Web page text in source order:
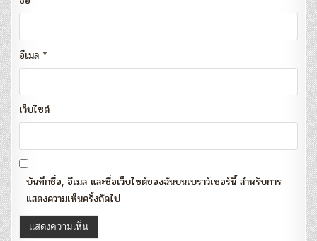
อีเมล *
เว็บไซต์
บันทึกชื่อ, อีเมล และชื่อเว็บไซต์ของฉันบนเบราว์เซอร์นี้ สำหรับการ
แสดงความเห็นครั้งถัดไป